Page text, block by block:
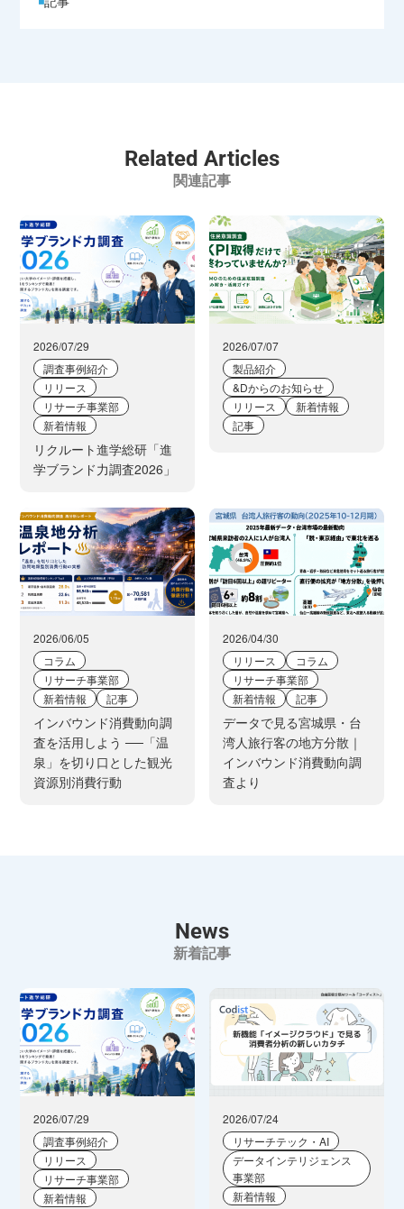
Related Articles
関連記事
2026/07/29
調査事例紹介
リリース
リサーチ事業部
新着情報
リクルート進学総研「進
学ブランド力調査2026」
2026/07/07
製品紹介
&Dからのお知らせ
リリース
新着情報
記事
2026/06/05
コラム
リサーチ事業部
新着情報
記事
インバウンド消費動向調
査を活用しよう ──「温
泉」を切り口とした観光
資源別消費行動
2026/04/30
リリース
コラム
リサーチ事業部
新着情報
記事
データで見る宮城県・台
湾人旅行客の地方分散｜
インバウンド消費動向調
査より
News
新着記事
2026/07/29
調査事例紹介
リリース
リサーチ事業部
新着情報
2026/07/24
リサーチテック・AI
データインテリジェンス
事業部
新着情報